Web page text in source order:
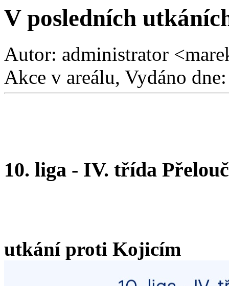
V posledních
Autor: administrator
Akce v areálu, Vydáno
10. liga - IV. třída
utkání proti Kojicím